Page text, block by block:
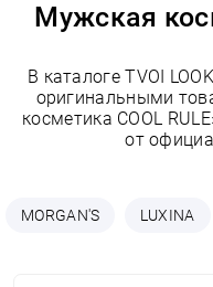
Мужская
В каталоге TVOI
оригинальными
косметика COOL
от
MORGAN'S LUXINA